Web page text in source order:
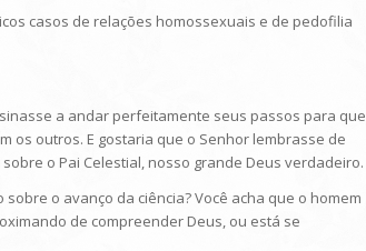
casos de relações homossexuais e de pedofilia
a andar perfeitamente seus passos para que
os outros. E gostaria que o Senhor lembrasse de
o Pai Celestial, nosso grande Deus verdadeiro.
sobre o avanço da ciência? Você acha que o homem
de compreender Deus, ou está se